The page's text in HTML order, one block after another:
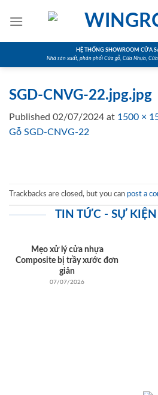
HỆ THỐNG SHOWROOM CỬA
Nhà sản xuất, phân phối Cửa gỗ, Cửa Nhựa,
SGD-CNVG-22.jpg.jpg
Published 02/07/2024 at 1500 ×
Gỗ SGD-CNVG-22
Trackbacks are closed, but you can post a
TIN TỨC - SỰ
Mẹo xử lý cửa nhựa
Composite bị trầy xước đơn
giản
07/07/2026